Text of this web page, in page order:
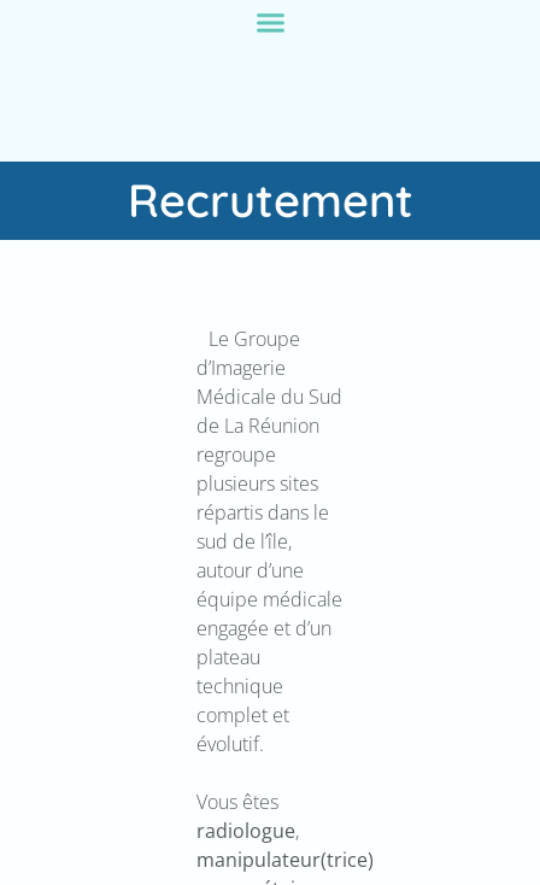
Recrutement
Le Groupe
d’Imagerie
Médicale du Sud
de La Réunion
regroupe
plusieurs sites
répartis dans le
sud de l’île,
autour d’une
équipe médicale
engagée et d’un
plateau
technique
complet et
évolutif.
Vous êtes
radiologue,
manipulateur(trice)